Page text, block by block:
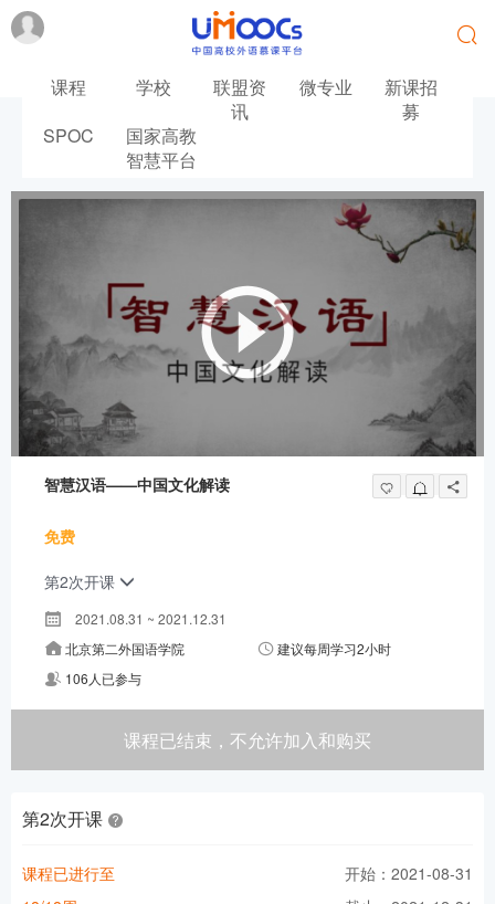
课程 学校
联盟资
讯
微专业
新课招
募
SPOC
国家高教
智慧平台
智慧汉语——中国文化解读
免费
第2次开课
2021.08.31 ~ 2021.12.31
北京第二外国语学院
建议每周学习2小时
106人已参与
课程已结束，不允许加入和购买
第2次开课
开始：2021-08-31
课程已进行至